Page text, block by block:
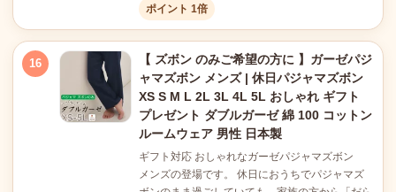
ポイント 1倍
16
【 ズボン のみご希望の方に 】ガーゼパジ
ャマズボン メンズ | 休日パジャマズボン
XS S M L 2L 3L 4L 5L おしゃれ ギフト
プレゼント ダブルガーゼ 綿 100 コットン
ルームウェア 男性 日本製
ギフト対応 おしゃれなガーゼパジャマズボン
メンズの登場です。 休日におうちでパジャマズ